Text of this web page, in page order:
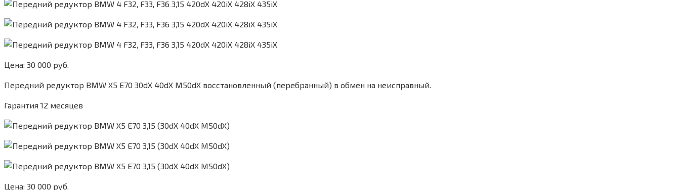
Цена: 30 000 руб.
Передний редуктор BMW X5 E70 30dX 40dX M50dX восстановленный (перебранный) в обмен на неисправный.
Гарантия 12 месяцев
Цена: 30 000 руб.